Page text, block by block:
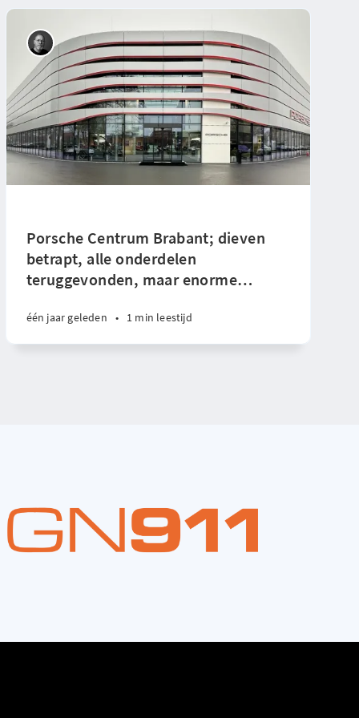
Porsche Centrum Brabant; dieven
betrapt, alle onderdelen
teruggevonden, maar enorme…
één jaar geleden • 1 min leestijd